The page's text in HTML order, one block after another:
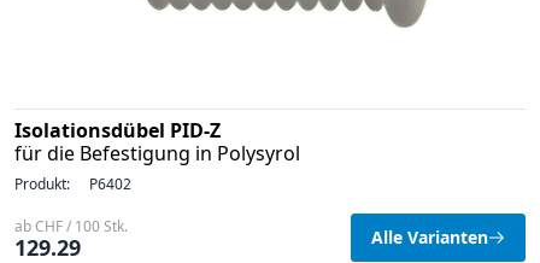
Isolationsdübel PID-Z
für die Befestigung in Polysyrol
Produkt: P6402
ab CHF / 100 Stk.
129.29 Alle Varianten